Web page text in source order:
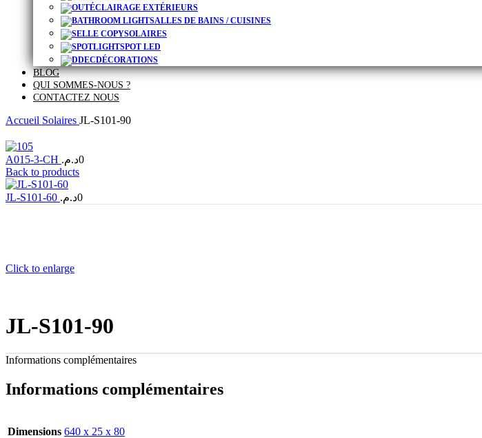
ÉCLAIRAGE EXTÉRIEURS
SALLES DE BAINS / CUISINES
SOLAIRES
SPOT LED
DÉCORATIONS
BLOG
QUI SOMMES-NOUS ?
CONTACTEZ NOUS
Accueil Solaires JL-S101-90
A015-3-CH 0د.م.
Back to products
JL-S101-60 0د.م.
Click to enlarge
JL-S101-90
Informations complémentaires
Informations complémentaires
Dimensions 640 x 25 x 80